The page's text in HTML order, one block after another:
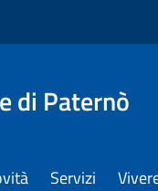
di Paternò
Servizi